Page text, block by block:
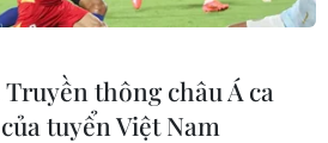
Truyền thông châu Á ca
tuyển Việt Nam